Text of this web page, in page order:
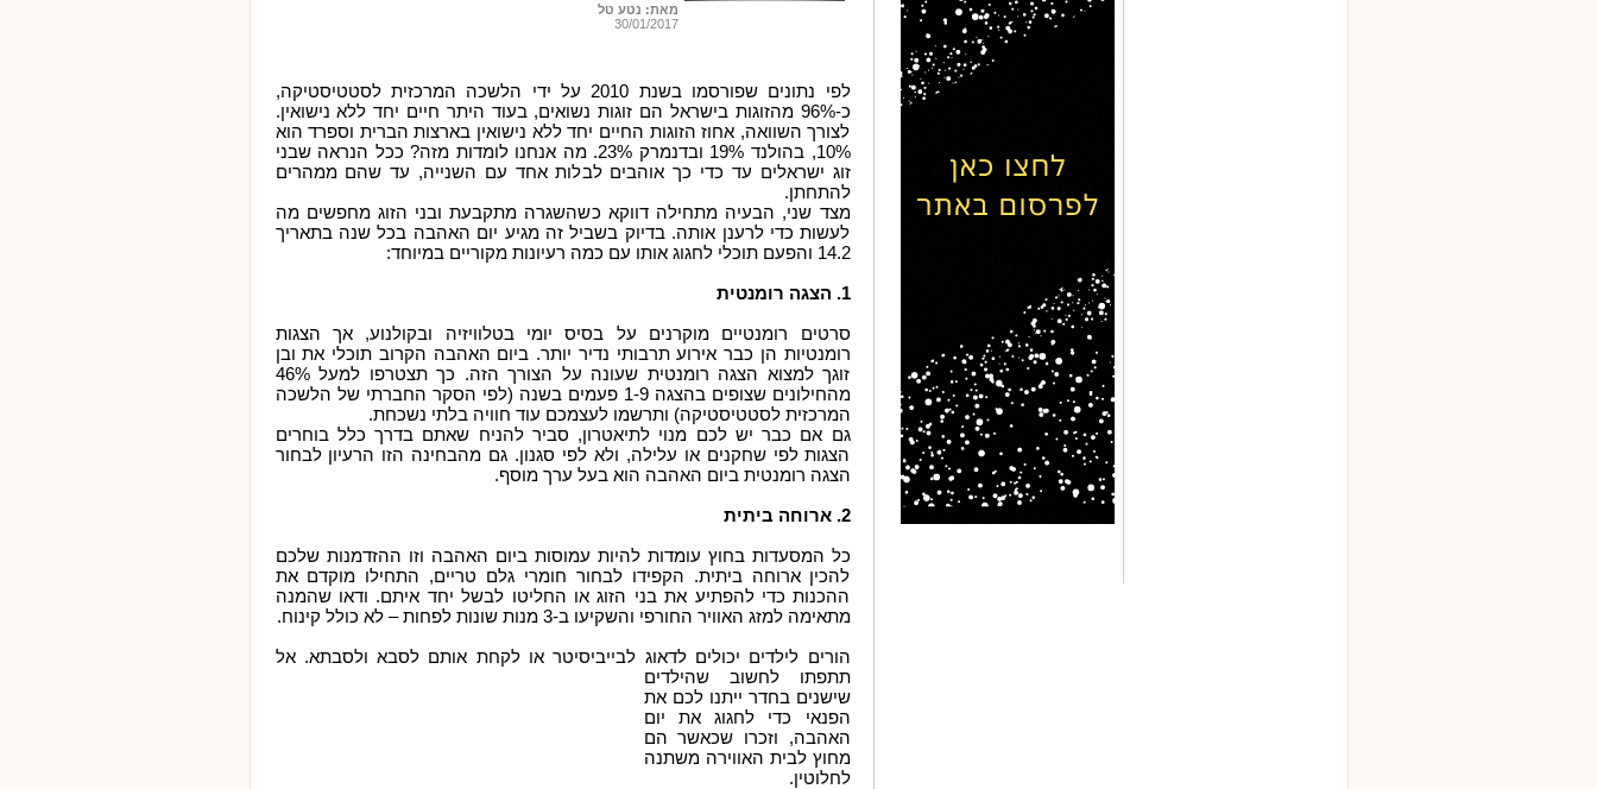
מאת: נטע טל
30/01/2017
לפי נתונים שפורסמו בשנת 2010 על ידי הלשכה המרכזית לסטטיסטיקה,
כ-96% מהזוגות בישראל הם זוגות נשואים, בעוד היתר חיים יחד ללא נישואין.
לצורך השוואה, אחוז הזוגות החיים יחד ללא נישואין בארצות הברית וספרד הוא
10%, בהולנד 19% ובדנמרק 23%. מה אנחנו לומדות מזה? ככל הנראה שבני
זוג ישראלים עד כדי כך אוהבים לבלות אחד עם השנייה, עד שהם ממהרים
להתחתן.
מצד שני, הבעיה מתחילה דווקא כשהשגרה מתקבעת ובני הזוג מחפשים מה
לעשות כדי לרענן אותה. בדיוק בשביל זה מגיע יום האהבה בכל שנה בתאריך
14.2 והפעם תוכלי לחגוג אותו עם כמה רעיונות מקוריים במיוחד:
1. הצגה רומנטית
סרטים רומנטיים מוקרנים על בסיס יומי בטלוויזיה ובקולנוע, אך הצגות
רומנטיות הן כבר אירוע תרבותי נדיר יותר. ביום האהבה הקרוב תוכלי את ובן
זוגך למצוא הצגה רומנטית שעונה על הצורך הזה. כך תצטרפו למעל 46%
מהחילונים שצופים בהצגה 1-9 פעמים בשנה (לפי הסקר החברתי של הלשכה
המרכזית לסטטיסטיקה) ותרשמו לעצמכם עוד חוויה בלתי נשכחת.
גם אם כבר יש לכם מנוי לתיאטרון, סביר להניח שאתם בדרך כלל בוחרים
הצגות לפי שחקנים או עלילה, ולא לפי סגנון. גם מהבחינה הזו הרעיון לבחור
הצגה רומנטית ביום האהבה הוא בעל ערך מוסף.
2. ארוחה ביתית
כל המסעדות בחוץ עומדות להיות עמוסות ביום האהבה וזו ההזדמנות שלכם
להכין ארוחה ביתית. הקפידו לבחור חומרי גלם טריים, התחילו מוקדם את
ההכנות כדי להפתיע את בני הזוג או החליטו לבשל יחד איתם. ודאו שהמנה
מתאימה למזג האוויר החורפי והשקיעו ב-3 מנות שונות לפחות – לא כולל קינוח.
הורים לילדים יכולים לדאוג לבייביסיטר או לקחת אותם לסבא ולסבתא. אל
תתפתו לחשוב שהילדים
שישנים בחדר ייתנו לכם את
הפנאי כדי לחגוג את יום
האהבה, וזכרו שכאשר הם
מחוץ לבית האווירה משתנה
לחלוטין.